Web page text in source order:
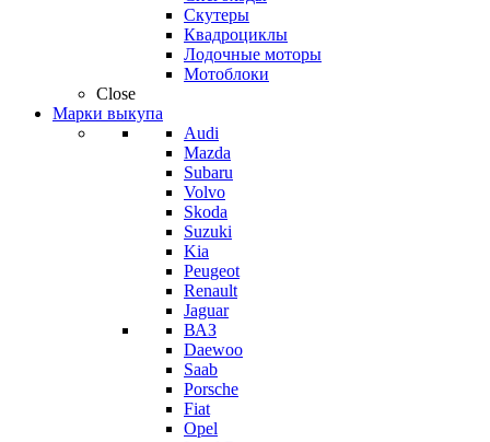
Скутеры
Квадроциклы
Лодочные моторы
Мотоблоки
Close
Марки выкупа
Audi
Mazda
Subaru
Volvo
Skoda
Suzuki
Kia
Peugeot
Renault
Jaguar
ВАЗ
Daewoo
Saab
Porsche
Fiat
Opel